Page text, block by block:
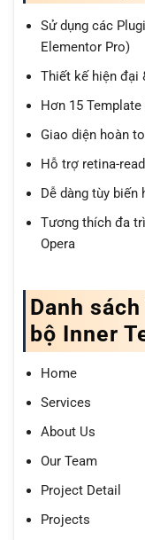
Sử dụng các
Elementor Pro)
Thiết kế hiện đại
Hơn 15
Giao diện hoàn
Hỗ trợ retina-
Dễ dàng tùy biến
Tương thích đa
Opera
Danh
bộ Inner
Home
Services
About Us
Our Team
Project Detail
Projects